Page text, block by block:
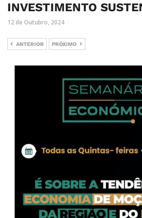
INVESTIMENTO
12 de Outubro, 2024
ANTERIOR PRÓXIMO